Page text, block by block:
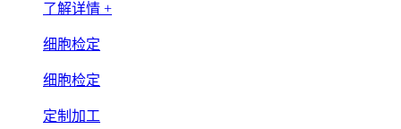
了解详情 +
细胞检定
细胞检定
定制加工